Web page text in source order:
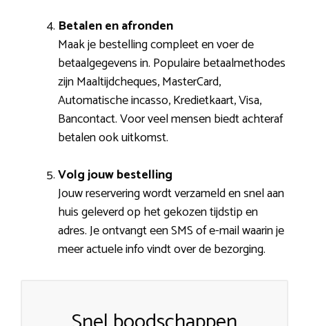
Betalen en afronden
Maak je bestelling compleet en voer de
betaalgegevens in. Populaire betaalmethodes
zijn Maaltijdcheques, MasterCard,
Automatische incasso, Kredietkaart, Visa,
Bancontact. Voor veel mensen biedt achteraf
betalen ook uitkomst.
Volg jouw bestelling
Jouw reservering wordt verzameld en snel aan
huis geleverd op het gekozen tijdstip en
adres. Je ontvangt een SMS of e-mail waarin je
meer actuele info vindt over de bezorging.